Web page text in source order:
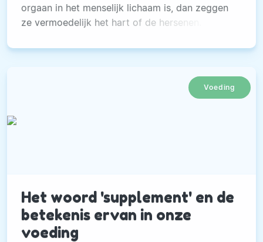
orgaan in het menselijk lichaam is, dan zeggen
ze vermoedelijk het hart of de hersenen.
Voeding
Het woord 'supplement' en de
betekenis ervan in onze
voeding